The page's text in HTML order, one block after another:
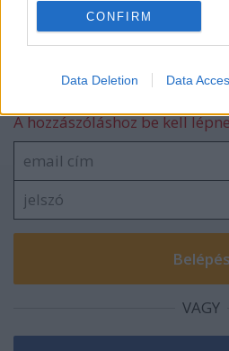
I want to allow Google to
related to security, including
CONFIRM
Data Deletion Data
Szólj hozzá!
A hozzászóláshoz be kell
VAGY